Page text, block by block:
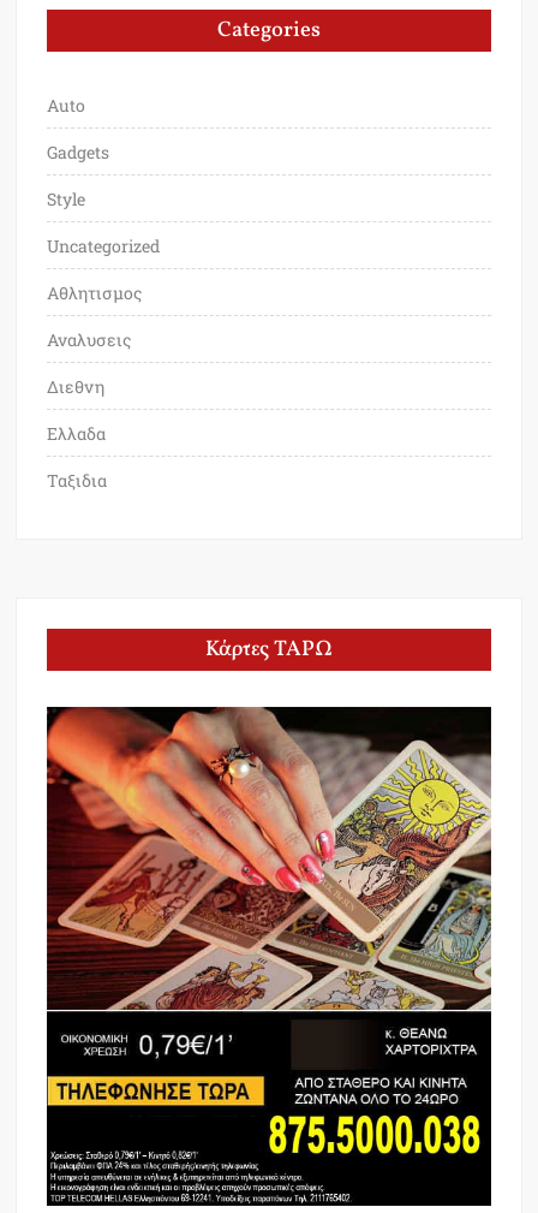
Categories
Auto
Gadgets
Style
Uncategorized
Αθλητισμος
Αναλυσεις
Διεθνη
Ελλαδα
Ταξιδια
Κάρτες ΤΑΡΩ